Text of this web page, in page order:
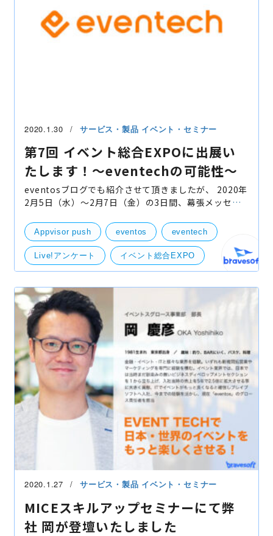
2020.1.30 サービス・製品 イベント・セミナー
第7回 イベント総合EXPOに出展い
たします！〜eventechの可能性〜
eventosブログでも紹介させて頂きましたが、 2020年
2月5日（水）〜2月7日（金）の3日間、幕張メッセ会
bravesoftは昨年に引き続き出展いたします！ はじめ
に ま
Appvisor push eventos eventech
Live!アンケート イベント総合EXPO
社外イベント
2020.1.27 サービス・製品 イベント・セミナー
MICEスキルアップセミナーにて弊
社 岡が登壇いたしました